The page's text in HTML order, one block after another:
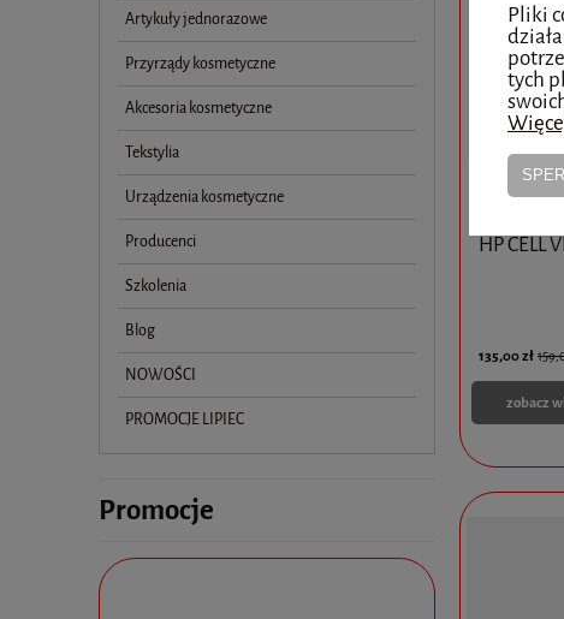
Artykuły jednorazowe
Przyrządy kosmetyczne
Akcesoria kosmetyczne
Tekstylia
Urządzenia kosmetyczne
Producenci
Szkolenia
Blog
NOWOŚCI
PROMOCJE LIPIEC
Promocje
HP CELL
135,00 zł
zobacz
Pliki
tych